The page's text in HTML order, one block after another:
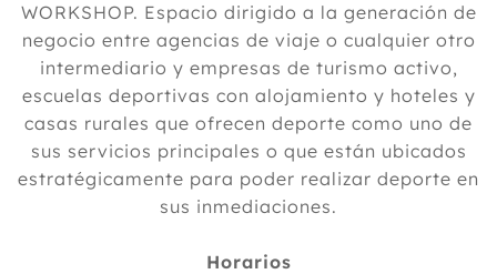
WORKSHOP. Espacio dirigido a la generación de
negocio entre agencias de viaje o cualquier otro
intermediario y empresas de turismo activo,
escuelas deportivas con alojamiento y hoteles y
casas rurales que ofrecen deporte como uno de
sus servicios principales o que están ubicados
estratégicamente para poder realizar deporte en
sus inmediaciones.
Horarios